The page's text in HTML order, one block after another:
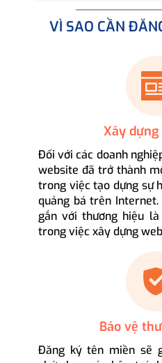
VÌ SAO CẦN
Xây
Đối với các doanh
website đã trở thành
trong việc tạo dựng sự
quảng bá trên
gắn với thương hiệu
trong việc xây dựng
Bảo vệ
Đăng ký tên miền sẽ